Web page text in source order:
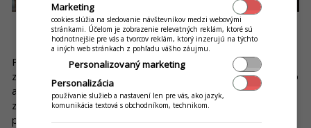
Logo a symboly značky
Pri úvahách o oblečení a doplnkoch myslite na to, aby vaši
zákazníci mali vaše logo a symbol značky stále na očiach. Logo
alebo názov podniku na oblečení síce nie sú nutnosť, no
zákazníkom umožňujú jasne identifikovať, kto patrí k
personálu vášho podniku, najmä ak ste nezvolili uniformy.
Marketing
cookies slúžia na sledovanie návštevníkov medzi webovými
stránkami. Účelom je zobrazenie relevatných reklám, ktoré sú
hodnotnejšie pre vás a tvorcov reklám, ktorý inzerujú na týchto
a iných web stránkach z pohľadu vášho záujmu.
Personalizovaný marketing
Personalizácia
používanie služieb a nastavení len pre vás, ako jazyk,
komunikácia textová s obchodníkom, technikom.